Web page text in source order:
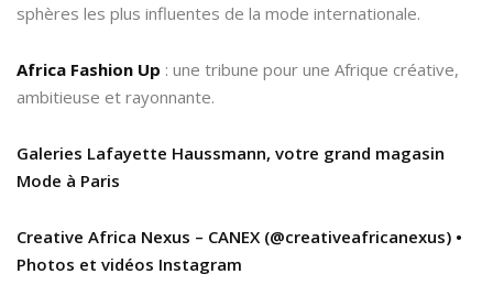
sphères les plus influentes de la mode internationale.
Africa Fashion Up : une tribune pour une Afrique créative,
ambitieuse et rayonnante.
Galeries Lafayette Haussmann, votre grand magasin
Mode à Paris
Creative Africa Nexus – CANEX (@creativeafricanexus) •
Photos et vidéos Instagram